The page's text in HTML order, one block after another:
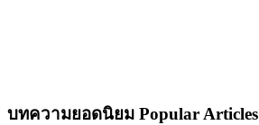
บทความยอดนิยม Popular Articles